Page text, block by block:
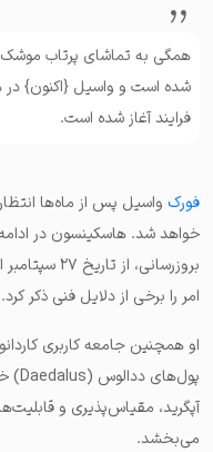
همگی به تماشای پرتاب
شده است و واسیل {اکنون} در
فرایند آغاز شده است.
فورک
خواهد شد. هاسکینسون در
بروزرسانی،
امر را برخی از دلایل فنی ذکر کرد.
او همچنین جامعه کاربری
آپگرید، مقیاس‌پذیری و
می‌بخشد.